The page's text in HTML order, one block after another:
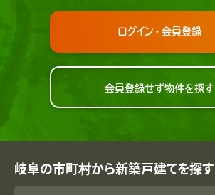
ログイン・会員登録
会員登録せず物件を探す
岐阜の市町村から新築戸建てを探す